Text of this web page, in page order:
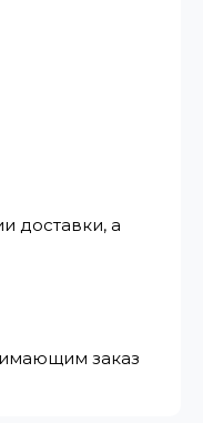
доставки, а
заказ